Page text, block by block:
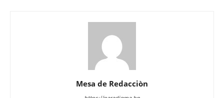
Mesa de Redacciòn